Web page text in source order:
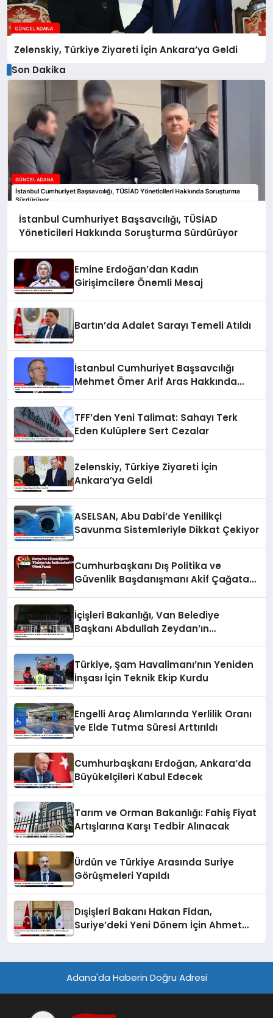
Zelenskiy, Türkiye Ziyareti İçin Ankara’ya Geldi
Son Dakika
İstanbul Cumhuriyet Başsavcılığı, TÜSİAD
Yöneticileri Hakkında Soruşturma Sürdürüyor
Emine Erdoğan’dan Kadın
Girişimcilere Önemli Mesaj
Bartın’da Adalet Sarayı Temeli Atıldı
İstanbul Cumhuriyet Başsavcılığı
Mehmet Ömer Arif Aras Hakkında
TFF’den Yeni Talimat: Sahayı Terk
Eden Kulüplere Sert Cezalar
Zelenskiy, Türkiye Ziyareti İçin
Ankara’ya Geldi
ASELSAN, Abu Dabi’de Yenilikçi
Savunma Sistemleriyle Dikkat Çekiyor
Cumhurbaşkanı Dış Politika ve
Güvenlik Başdanışmanı Akif Çağatay
İçişleri Bakanlığı, Van Belediye
Başkanı Abdullah Zeydan’ın
Türkiye, Şam Havalimanı’nın Yeniden
İnşası İçin Teknik Ekip Kurdu
Engelli Araç Alımlarında Yerlilik Oranı
ve Elde Tutma Süresi Arttırıldı
Cumhurbaşkanı Erdoğan, Ankara’da
Büyükelçileri Kabul Edecek
Tarım ve Orman Bakanlığı: Fahiş Fiyat
Artışlarına Karşı Tedbir Alınacak
Ürdün ve Türkiye Arasında Suriye
Görüşmeleri Yapıldı
Dışişleri Bakanı Hakan Fidan,
Suriye’deki Yeni Dönem İçin Ahmet
Adana'da Haberin Doğru Adresi